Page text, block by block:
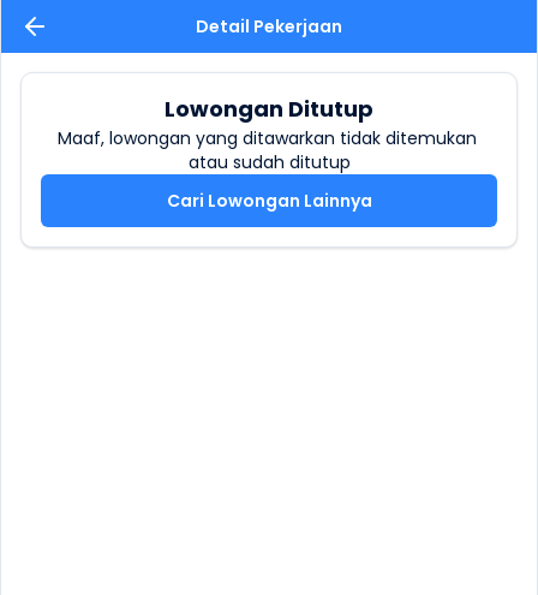
Detail Pekerjaan
Lowongan Ditutup
Maaf, lowongan yang ditawarkan tidak ditemukan
atau sudah ditutup
Cari Lowongan Lainnya